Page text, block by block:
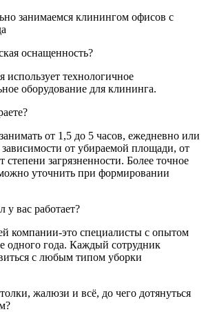
занимаемся клинингом офисов с
оснащенность?
технологичное
оборудование для клининга.
от 1,5 до 5 часов, ежедневно или
от убираемой площади, от
степени загрязненности. Более точное
уточнить при формировании
у вас работает?
компании-это специалисты с опытом
одного года. Каждый сотрудник
с любым типом уборки
жалюзи и всё, до чего дотянуться